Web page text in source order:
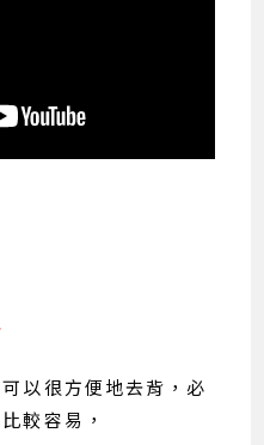
以很方便地去背，必
較容易，